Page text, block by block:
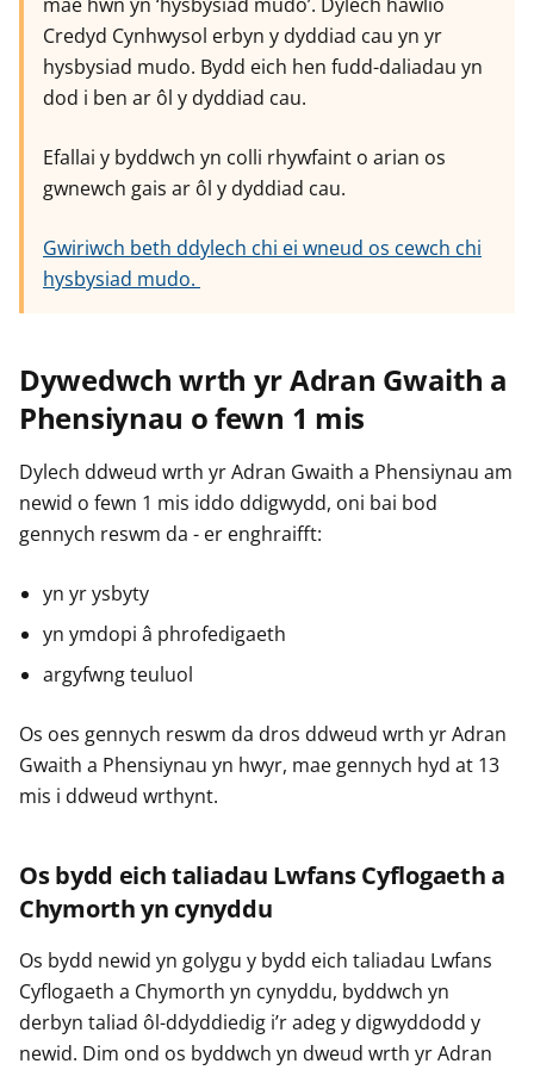
Credyd Cynhwysol erbyn y dyddiad cau yn yr
hysbysiad mudo. Bydd eich hen fudd-daliadau yn
dod i ben ar ôl y dyddiad cau.
Efallai y byddwch yn colli rhywfaint o arian os
gwnewch gais ar ôl y dyddiad cau.
Gwiriwch beth ddylech chi ei wneud os cewch chi
hysbysiad mudo.
Dywedwch wrth yr Adran Gwaith a
Phensiynau o fewn 1 mis
Dylech ddweud wrth yr Adran Gwaith a Phensiynau am
newid o fewn 1 mis iddo ddigwydd, oni bai bod
gennych reswm da - er enghraifft:
yn yr ysbyty
yn ymdopi â phrofedigaeth
argyfwng teuluol
Os oes gennych reswm da dros ddweud wrth yr Adran
Gwaith a Phensiynau yn hwyr, mae gennych hyd at 13
mis i ddweud wrthynt.
Os bydd eich taliadau Lwfans Cyflogaeth a
Chymorth yn cynyddu
Os bydd newid yn golygu y bydd eich taliadau Lwfans
Cyflogaeth a Chymorth yn cynyddu, byddwch yn
derbyn taliad ôl-ddyddiedig i’r adeg y digwyddodd y
newid. Dim ond os byddwch yn dweud wrth yr Adran